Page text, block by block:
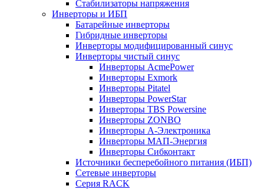
Стабилизаторы напряжения
Инверторы и ИБП
Батарейные инверторы
Гибридные инверторы
Инверторы модифицированный синус
Инверторы чистый синус
Инверторы AcmePower
Инверторы Exmork
Инверторы Pitatel
Инверторы PowerStar
Инверторы TBS Powersine
Инверторы ZONBO
Инверторы А-Электроника
Инверторы МАП-Энергия
Инверторы Сибконтакт
Источники бесперебойного питания (ИБП)
Сетевые инверторы
Серия RACK